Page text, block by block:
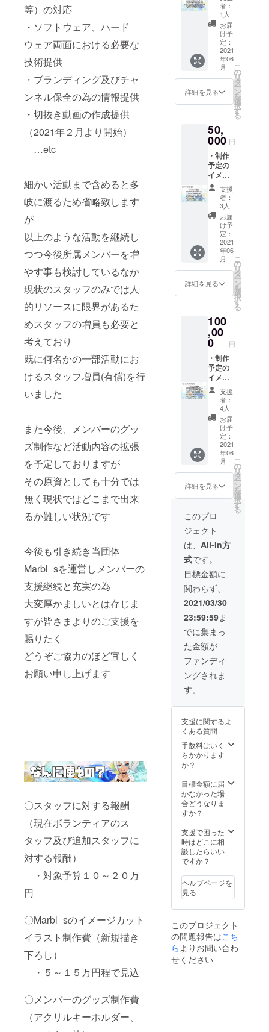
等）の対応
・ソフトウェア、ハード
ウェア両面における必要な
技術提供
・ブランディング及びチャ
ンネル保全の為の情報提供
・切抜き動画の作成提供
（2021年２月より開始）
…etc
細かい活動まで含めると多
岐に渡るため省略致します
が
以上のような活動を継続し
つつ今後所属メンバーを増
やす事も検討しているなか
現状のスタッフのみでは人
的リソースに限界があるた
めスタッフの増員も必要と
考えており
既に何名かの一部活動にお
けるスタッフ増員(有償)を行
いました
また今後、メンバーのグッ
ズ制作など活動内容の拡張
を予定しておりますが
その原資としても十分では
無く現状ではどこまで出来
るか難しい状況です
今後も引き続き当団体
Marbl_sを運営しメンバーの
支援継続と充実の為
大変厚かましいとは存じま
すが皆さまよりのご支援を
賜りたく
どうぞご協力のほど宜しく
お願い申し上げます
〇スタッフに対する報酬
（現在ボランティアのス
タッフ及び追加スタッフに
対する報酬）
・対象予算１０～２０万
円
〇Marbl_sのイメージカット
イラスト制作費（新規描き
下ろし）
・５～１５万円程で見込
〇メンバーのグッズ制作費
（アクリルキーホルダー、
にてご
連絡頂
いての
発送と
なりま
ター４
種より
１点）
・Mロ
ゴコー
スター
(紙製使
い捨て)
２枚 ※
メール
入力は
任意に
設定し
ており
ますが
未入
力の場
合はリ
ターン
をお届
け出来
ない場
合がご
ざいま
すので
下さい
※アクリ
ダー及
びコー
スター
は選択
可能で
すが
対象数
が多い
為メー
ルにて
ご連絡
頂いて
の発送
となり
ます ※
各リ
品につ
いては
参照く
ださい
者の
み） ・
制作予
定のア
クリル
キーホ
ルダー
よりい
ずれか
選んで
キー５
種・ロ
ゴキー
５種の
計１０
種より
４点）
・制作
予定の
コルク
コース
ターよ
りいず
れか選
んで２
点各１
個
４種よ
り２
点） ・
Mロゴ
コース
ター(紙
製使い
捨て)５
メール
アドレ
ス及び
住所の
入力は
任意に
設定し
ており
ますが
合はリ
をお届
け出来
ない場
合がご
ざいま
すので
ご注意
下さい
ルキー
ホル
ダー及
びコー
スター
は選択
可能で
が多い
為メー
ルにて
ご連絡
頂いて
の発送
各リ
ターン
品につ
参照く
ださい
トイラ
ストを
使用し
たオリ
ジナル
壁紙
（PC/ス
マホ）
・
Marbl_
s代表
「那加
お」か
らの名
前読み
上げ付
きお礼
ボイス
（希望
者の
み） ・
制作予
定のア
クリル
キーホ
ルダー
よりい
ずれか
選んで
キー５
種・ロ
ゴキー
５種の
計１０
種より
６点）
・制作
予定の
コルク
コース
ターよ
りいず
れか選
んで３
点各１
個
（コル
４種よ
り３
点） ・
制作予
定イ
メージ
カット
イラス
トをプ
リント
した限
定マグ
カップ
１個 ・
Mロゴ
コース
ター(紙
製使い
メール
アドレ
ス及び
住所の
入力は
任意に
ますが
未入
力の場
をお届
け出来
ない場
合がご
すので
ご注意
下さい
※アクリ
ホル
ダー及
びコー
スター
は選択
者：
1人
お届
け予
定：
2021
年06
月
詳細を見る
こ
の
リ
タ
ー
ン
を
選
択
す
る
50,
000 円
・制作
予定の
イメー
ジカッ
トイラ
ストを
使用し
たオリ
ジナル
壁紙
（PC/ス
マホ）
・
Marbl_
s代表
「那加
お」か
らの名
前読み
上げ付
きお礼
ボイス
（希望
者の
み） ・
制作予
定のア
クリル
キーホ
ルダー
より全
種各１
個
（顔
キー５
種・ロ
ゴキー
５種の
計１０
種） ・
制作予
定の コ
ルク
コース
ターよ
り全種
各１個
（コ
ルク
コース
ター４
種） ・
制作予
定イ
イラス
リント
した限
定マグ
カップ
１個 ・
ンバー
いずれ
か１名
を指名
支援者
限定ボ
イス
（みわ
らら・
ゆん
ちゃ
む・ば
名から
１名指
名） ・
Mロゴ
コース
支援
者：
3人
お届
け予
定：
2021
年06
月
詳細を見る
こ
の
リ
タ
ー
ン
を
選
択
す
る
100
,00
0 円
・制作
予定の
イメー
ジカッ
トイラ
ストを
使用し
たオリ
ジナル
壁紙
（PC/ス
マホ）
・
Marbl_
s代表
「那加
みわ
お」か
らの名
前読み
上げ付
きお礼
ボイス
（希望
者の
み） ・
制作予
定のア
クリル
キーホ
ルダー
より全
種各２
個（使
（顔
種・ロ
ゴキー
５種の
計１０
種） ・
定の コ
ルク
コース
ターよ
各２個
（使用
用/保存
用）
クコー
スター
４種）
・制作
メージ
カット
イラス
トをプ
リント
支援
者：
4人
お届
け予
定：
2021
年06
月
詳細を見る
こ
の
リ
タ
ー
ン
を
選
択
す
る
このプロ
ジェクト
は、 All-In方
式です。
目標金額に
関わらず、
2021/03/30
23:59:59ま
でに集まっ
た金額が
ファンディ
ングされま
す。
支援に関するよ
くある質問
手数料はいく
らかかります
か？
目標金額に届
かなかった場
合どうなりま
すか？
支援で困った
時はどこに相
談したらいい
ですか？
ヘルプページを
見る
このプロジェクト
の問題報告はこち
らよりお問い合わ
せください